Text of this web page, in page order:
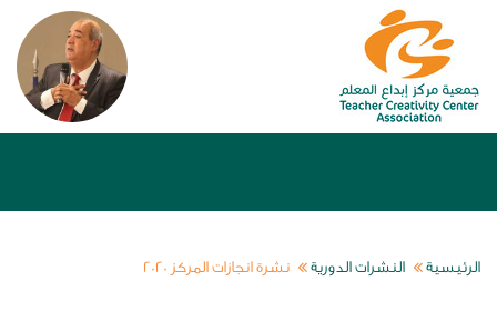
الرئيسية النشرات الدورية نشرة انجازات المركز 2020